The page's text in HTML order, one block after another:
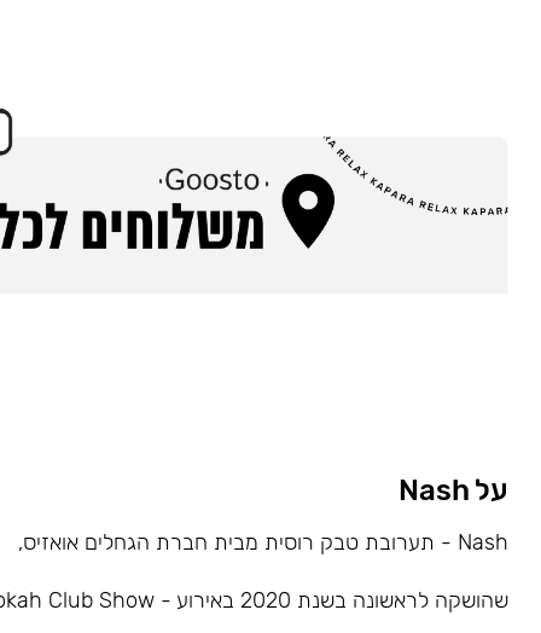
על Nash
Nash - תערובת טבק רוסית מבית חברת הגחלים אואזיס,
שהושקה לראשונה בשנת 2020 באירוע - Hookah Club Show.